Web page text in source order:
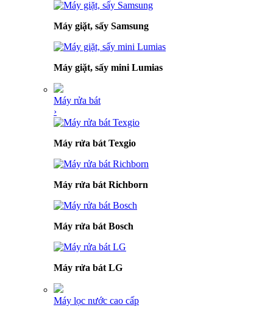
Máy giặt, sấy Samsung
Máy giặt, sấy mini Lumias
Máy rửa bát
›
Máy rửa bát Texgio
Máy rửa bát Richborn
Máy rửa bát Bosch
Máy rửa bát LG
Máy lọc nước cao cấp